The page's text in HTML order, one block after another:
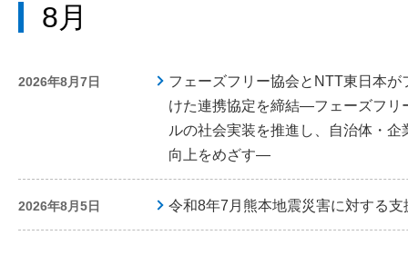
8月
2026年8月7日
フェーズフリー協会とNTT東日本
けた連携協定を締結―フェーズフリ
ルの社会実装を推進し、自治体・
向上をめざす―
2026年8月5日 令和8年7月熊本地震災害に対する